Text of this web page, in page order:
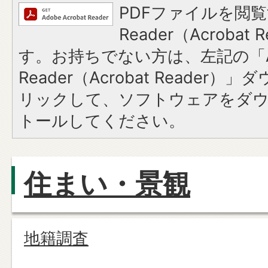
PDFファイルを閲
Reader（Acrobat
す。お持ちでない方は、左記の
Reader（Acrobat Reader）」ダ
リックして、ソフトウェアをダ
トールしてください。
住まい・景観
地籍調査